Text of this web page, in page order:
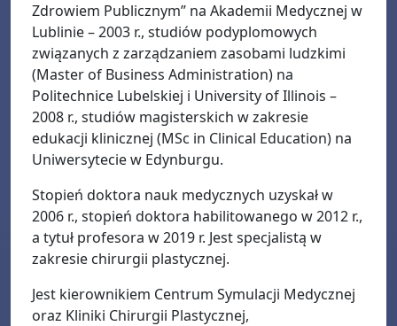
Zdrowiem Publicznym” na Akademii Medycznej w
Lublinie – 2003 r., studiów podyplomowych
związanych z zarządzaniem zasobami ludzkimi
(Master of Business Administration) na
Politechnice Lubelskiej i University of Illinois –
2008 r., studiów magisterskich w zakresie
edukacji klinicznej (MSc in Clinical Education) na
Uniwersytecie w Edynburgu.
Stopień doktora nauk medycznych uzyskał w
2006 r., stopień doktora habilitowanego w 2012 r.,
a tytuł profesora w 2019 r. Jest specjalistą w
zakresie chirurgii plastycznej.
Jest kierownikiem Centrum Symulacji Medycznej
oraz Kliniki Chirurgii Plastycznej,